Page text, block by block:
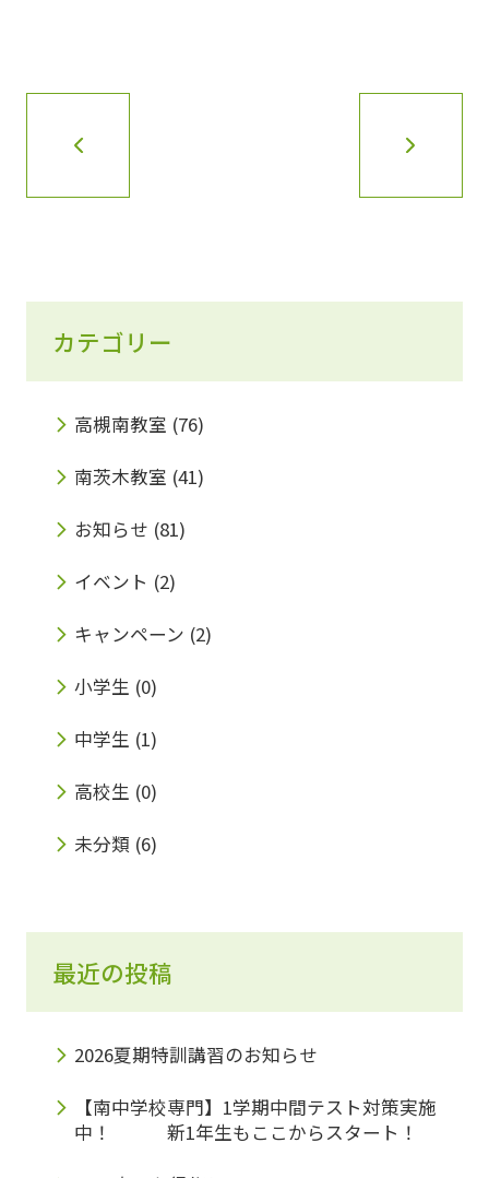
カテゴリー
高槻南教室 (76)
南茨木教室 (41)
お知らせ (81)
イベント (2)
キャンペーン (2)
小学生 (0)
中学生 (1)
高校生 (0)
未分類 (6)
最近の投稿
2026夏期特訓講習のお知らせ
【南中学校専門】1学期中間テスト対策実施
中！ 新1年生もここからスタート！